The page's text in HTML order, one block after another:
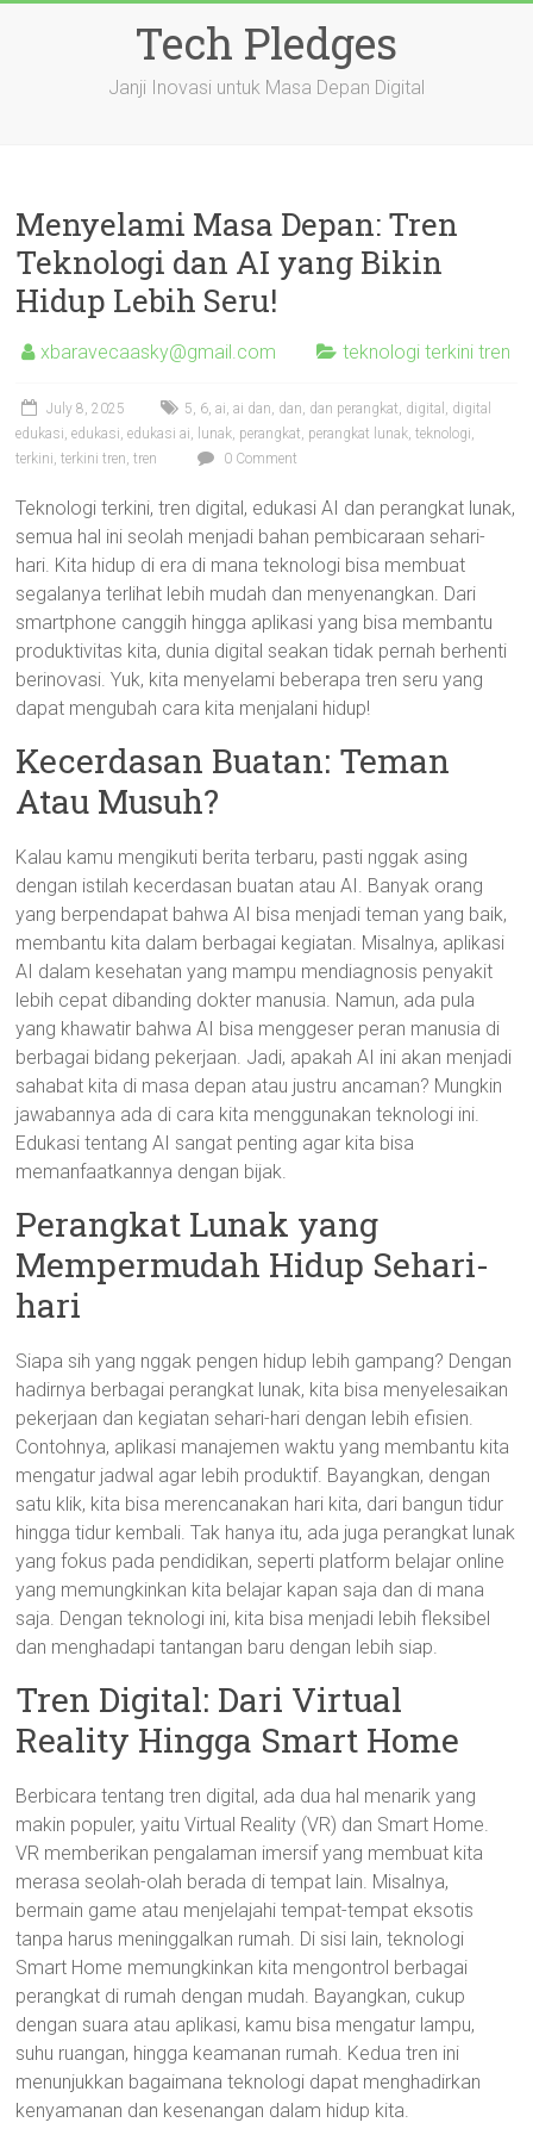
Tech Pledges
Janji Inovasi untuk Masa Depan Digital
Menyelami Masa Depan: Tren
Teknologi dan AI yang Bikin
Hidup Lebih Seru!
xbaravecaasky@gmail.com teknologi terkini tren
July 8, 2025 5, 6,ai,ai dan, dan, dan perangkat, digital , digital
edukasi,edukasi,edukasi ai, lunak, perangkat, perangkat lunak,teknologi,
terkini,terkini tren,tren 0 Comment
Teknologi terkini, tren digital, edukasi AI dan perangkat lunak,
semua hal ini seolah menjadi bahan pembicaraan sehari-
hari. Kita hidup di era di mana teknologi bisa membuat
segalanya terlihat lebih mudah dan menyenangkan. Dari
smartphone canggih hingga aplikasi yang bisa membantu
produktivitas kita, dunia digital seakan tidak pernah berhenti
berinovasi. Yuk, kita menyelami beberapa tren seru yang
dapat mengubah cara kita menjalani hidup!
Kecerdasan Buatan: Teman
Atau Musuh?
Kalau kamu mengikuti berita terbaru, pasti nggak asing
dengan istilah kecerdasan buatan atau AI. Banyak orang
yang berpendapat bahwa AI bisa menjadi teman yang baik,
membantu kita dalam berbagai kegiatan. Misalnya, aplikasi
AI dalam kesehatan yang mampu mendiagnosis penyakit
lebih cepat dibanding dokter manusia. Namun, ada pula
yang khawatir bahwa AI bisa menggeser peran manusia di
berbagai bidang pekerjaan. Jadi, apakah AI ini akan menjadi
sahabat kita di masa depan atau justru ancaman? Mungkin
jawabannya ada di cara kita menggunakan teknologi ini.
Edukasi tentang AI sangat penting agar kita bisa
memanfaatkannya dengan bijak.
Perangkat Lunak yang
Mempermudah Hidup Sehari-
hari
Siapa sih yang nggak pengen hidup lebih gampang? Dengan
hadirnya berbagai perangkat lunak, kita bisa menyelesaikan
pekerjaan dan kegiatan sehari-hari dengan lebih efisien.
Contohnya, aplikasi manajemen waktu yang membantu kita
mengatur jadwal agar lebih produktif. Bayangkan, dengan
satu klik, kita bisa merencanakan hari kita, dari bangun tidur
hingga tidur kembali. Tak hanya itu, ada juga perangkat lunak
yang fokus pada pendidikan, seperti platform belajar online
yang memungkinkan kita belajar kapan saja dan di mana
saja. Dengan teknologi ini, kita bisa menjadi lebih fleksibel
dan menghadapi tantangan baru dengan lebih siap.
Tren Digital: Dari Virtual
Reality Hingga Smart Home
Berbicara tentang tren digital, ada dua hal menarik yang
makin populer, yaitu Virtual Reality (VR) dan Smart Home.
VR memberikan pengalaman imersif yang membuat kita
merasa seolah-olah berada di tempat lain. Misalnya,
bermain game atau menjelajahi tempat-tempat eksotis
tanpa harus meninggalkan rumah. Di sisi lain, teknologi
Smart Home memungkinkan kita mengontrol berbagai
perangkat di rumah dengan mudah. Bayangkan, cukup
dengan suara atau aplikasi, kamu bisa mengatur lampu,
suhu ruangan, hingga keamanan rumah. Kedua tren ini
menunjukkan bagaimana teknologi dapat menghadirkan
kenyamanan dan kesenangan dalam hidup kita.